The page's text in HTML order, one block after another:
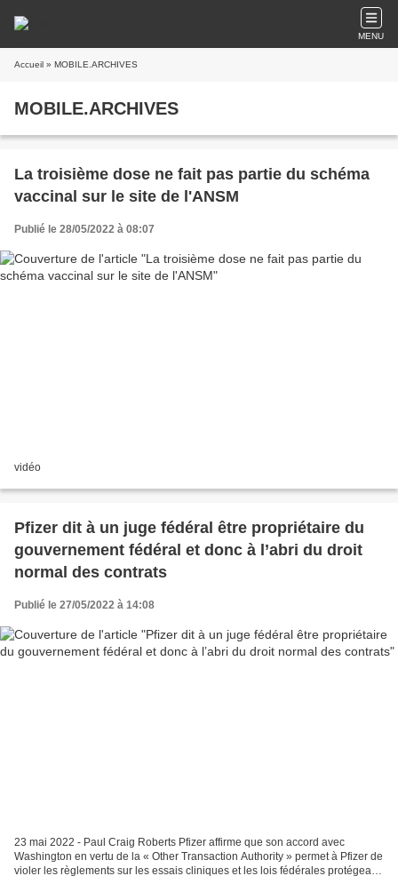
MENU
Accueil » MOBILE.ARCHIVES
MOBILE.ARCHIVES
La troisième dose ne fait pas partie du schéma
vaccinal sur le site de l'ANSM
Publié le 28/05/2022 à 08:07
vidéo
Pfizer dit à un juge fédéral être propriétaire du
gouvernement fédéral et donc à l’abri du droit
normal des contrats
Publié le 27/05/2022 à 14:08
23 mai 2022 - Paul Craig Roberts Pfizer affirme que son accord avec
Washington en vertu de la « Other Transaction Authority » permet à Pfizer de
violer les règlements sur les essais cliniques et les lois fédérales protégeant